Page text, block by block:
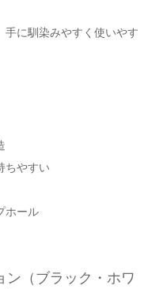
手に馴染みやすく使いやす
ちやすい
ホール
ン（ブラック・ホワ